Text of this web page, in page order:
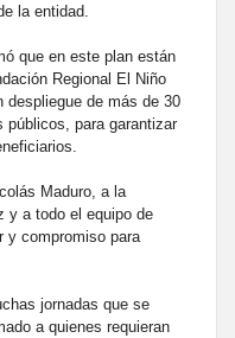
la entidad.
que en este plan están
Regional El Niño
despliegue de más de 30
públicos, para garantizar
Maduro, a la
y a todo el equipo de
y compromiso para
jornadas que se
a quienes requieran